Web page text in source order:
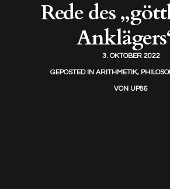
Rede des
3. OKTOBER 2022
GEPOSTED IN ARITHMETIK,
VON UP86